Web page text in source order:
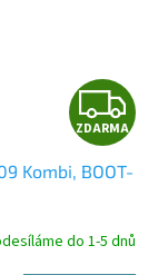
Z
D
R
ZDARMA
Kombi, BOOT-
do 1-5 dnů